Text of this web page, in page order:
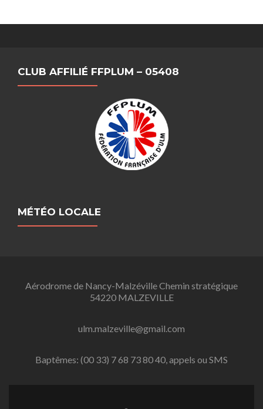
CLUB AFFILIÉ FFPLUM – 05408
MÉTÉO LOCALE
Aérodrome de Nancy-Malzéville Chemin stratégique
54220 MALZEVILLE
ulm.malzeville@gmail.com
Baptêmes: (00 33) 7 68 73 80 40, appels ou SMS